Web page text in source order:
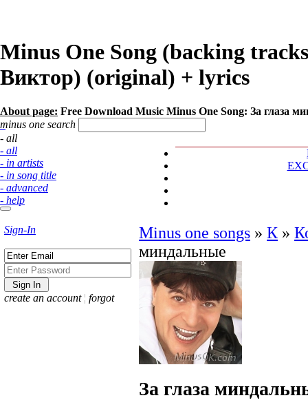
Minus One Song (backing
Виктор) (original) + lyrics
About page: Free Download Music Minus One Song: За глаза
minus one search
- all
- all
- in artists
- in song title
- advanced
- help
Sign-In
create an account ¦ forgot
Minus one songs » К »
миндальные
За глаза